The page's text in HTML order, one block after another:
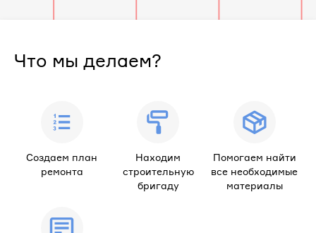
Что мы делаем?
Создаем план
ремонта
Находим
строительную
бригаду
Помогаем найти
все необходимые
материалы